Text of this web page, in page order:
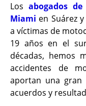
Los abogados
Miami en Suárez
a víctimas de
19 años en el
décadas, hemos
accidentes de
aportan una gran
acuerdos y